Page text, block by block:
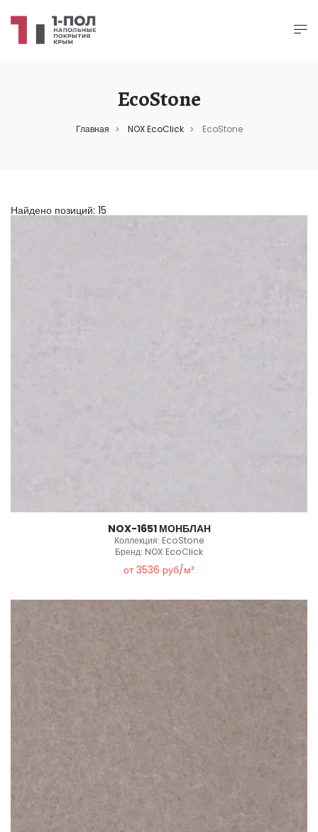
EcoStone
Главная > NOX EcoClick > EcoStone
Найдено позиций: 15
NOX-1651 МОНБЛАН
Коллекция: EcoStone
Бренд: NOX EcoClick
от 3536 руб/м²